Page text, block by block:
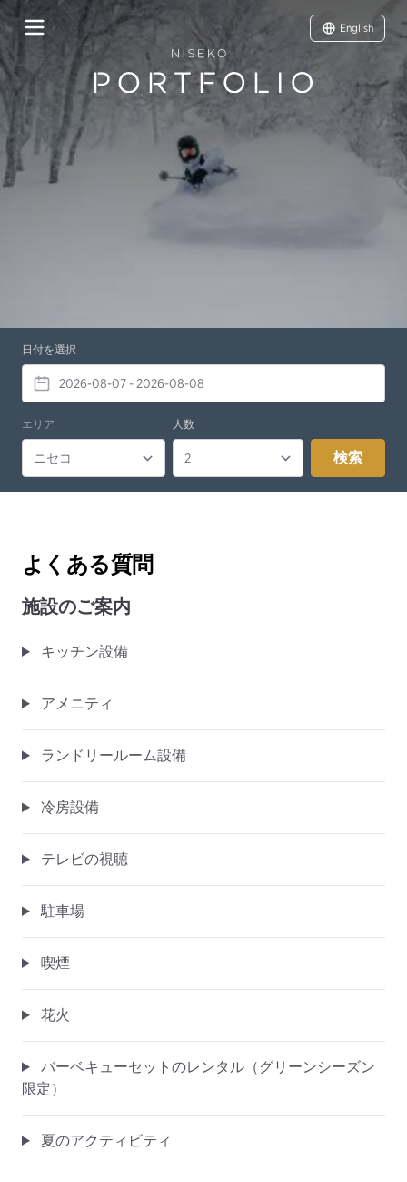
English
日付を選択
エリア 人数
検索
よくある質問
施設のご案内
キッチン設備
アメニティ
ランドリールーム設備
冷房設備
テレビの視聴
駐車場
喫煙
花火
バーベキューセットのレンタル（グリーンシーズン
限定）
夏のアクティビティ